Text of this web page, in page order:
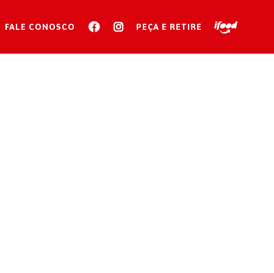
FALE CONOSCO PEÇA E RETIRE